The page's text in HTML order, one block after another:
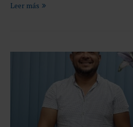
Leer más